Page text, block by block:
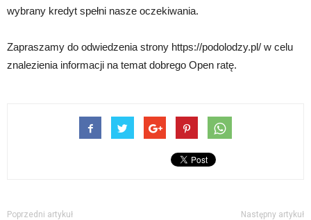
wybrany kredyt spełni nasze oczekiwania.
Zapraszamy do odwiedzenia strony https://podolodzy.pl/ w celu
znalezienia informacji na temat dobrego Open ratę.
Poprzedni artykuł Następny artykuł